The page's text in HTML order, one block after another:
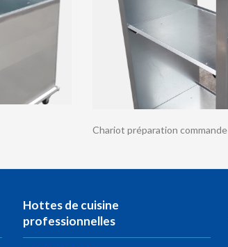
Chariot préparation commande
Hottes de cuisine
professionnelles